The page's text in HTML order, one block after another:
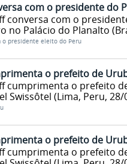
com o presidente do
conversa com o
no Palácio do Planalto
o presidente eleito do Peru
o prefeito de
cumprimenta o prefeito
Swissôtel (Lima, Peru, 28/
o prefeito de
cumprimenta o prefeito